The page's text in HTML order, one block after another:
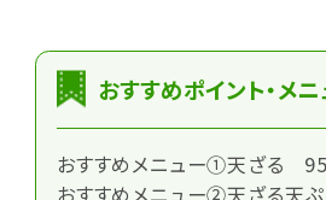
おすすめポイント・メニ
おすすめメニュー①天ざる